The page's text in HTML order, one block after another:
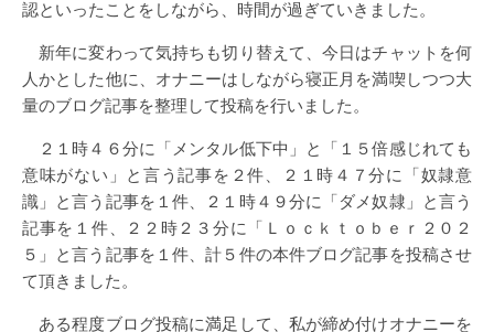
認といったことをしながら、時間が過ぎていきました。
新年に変わって気持ちも切り替えて、今日はチャットを何
人かとした他に、オナニーはしながら寝正月を満喫しつつ大
量のブログ記事を整理して投稿を行いました。
２１時４６分に「メンタル低下中」と「１５倍感じれても
意味がない」と言う記事を２件、２１時４７分に「奴隷意
識」と言う記事を１件、２１時４９分に「ダメ奴隷」と言う
記事を１件、２２時２３分に「Ｌｏｃｋｔｏｂｅｒ２０２
５」と言う記事を１件、計５件の本件ブログ記事を投稿させ
て頂きました。
ある程度ブログ投稿に満足して、私が締め付けオナニーを